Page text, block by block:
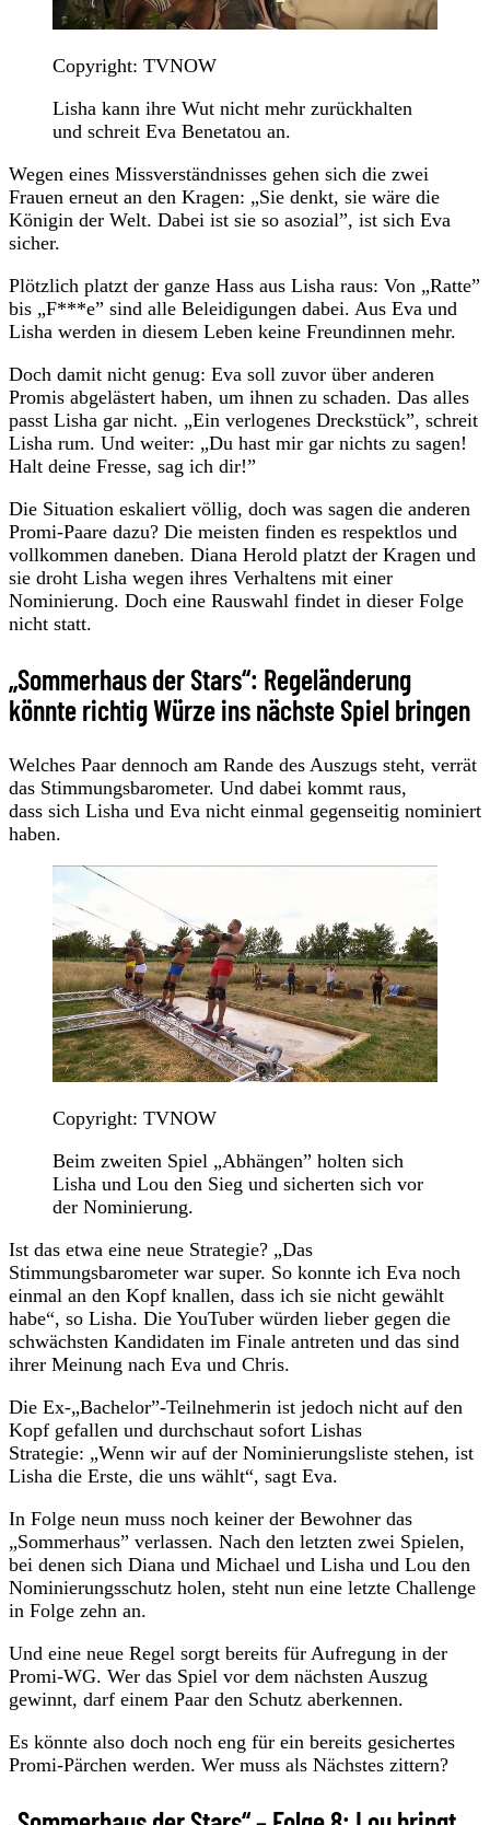
Copyright: TVNOW
Lisha kann ihre Wut nicht mehr zurückhalten
und schreit Eva Benetatou an.
Wegen eines Missverständnisses gehen sich die zwei
Frauen erneut an den Kragen: „Sie denkt, sie wäre die
Königin der Welt. Dabei ist sie so asozial”, ist sich Eva
sicher.
Plötzlich platzt der ganze Hass aus Lisha raus: Von „Ratte”
bis „F***e” sind alle Beleidigungen dabei. Aus Eva und
Lisha werden in diesem Leben keine Freundinnen mehr.
Doch damit nicht genug: Eva soll zuvor über anderen
Promis abgelästert haben, um ihnen zu schaden. Das alles
passt Lisha gar nicht. „Ein verlogenes Dreckstück”, schreit
Lisha rum. Und weiter: „Du hast mir gar nichts zu sagen!
Halt deine Fresse, sag ich dir!”
Die Situation eskaliert völlig, doch was sagen die anderen
Promi-Paare dazu? Die meisten finden es respektlos und
vollkommen daneben. Diana Herold platzt der Kragen und
sie droht Lisha wegen ihres Verhaltens mit einer
Nominierung. Doch eine Rauswahl findet in dieser Folge
nicht statt.
„Sommerhaus der Stars“: Regeländerung
könnte richtig Würze ins nächste Spiel bringen
Welches Paar dennoch am Rande des Auszugs steht, verrät
das Stimmungsbarometer. Und dabei kommt raus,
dass sich Lisha und Eva nicht einmal gegenseitig nominiert
haben.
Copyright: TVNOW
Beim zweiten Spiel „Abhängen” holten sich
Lisha und Lou den Sieg und sicherten sich vor
der Nominierung.
Ist das etwa eine neue Strategie? „Das
Stimmungsbarometer war super. So konnte ich Eva noch
einmal an den Kopf knallen, dass ich sie nicht gewählt
habe“, so Lisha. Die YouTuber würden lieber gegen die
schwächsten Kandidaten im Finale antreten und das sind
ihrer Meinung nach Eva und Chris.
Die Ex-„Bachelor”-Teilnehmerin ist jedoch nicht auf den
Kopf gefallen und durchschaut sofort Lishas
Strategie: „Wenn wir auf der Nominierungsliste stehen, ist
Lisha die Erste, die uns wählt“, sagt Eva.
In Folge neun muss noch keiner der Bewohner das
„Sommerhaus” verlassen. Nach den letzten zwei Spielen,
bei denen sich Diana und Michael und Lisha und Lou den
Nominierungsschutz holen, steht nun eine letzte Challenge
in Folge zehn an.
Und eine neue Regel sorgt bereits für Aufregung in der
Promi-WG. Wer das Spiel vor dem nächsten Auszug
gewinnt, darf einem Paar den Schutz aberkennen.
Es könnte also doch noch eng für ein bereits gesichertes
Promi-Pärchen werden. Wer muss als Nächstes zittern?